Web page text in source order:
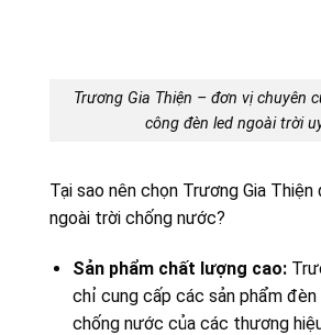
Trương Gia Thiện – đơn vị chuyên
công đèn led ngoài trời
Tại sao nên chọn Trương Gia Thiện
ngoài trời chống nước?
Sản phẩm chất lượng cao:
chỉ cung cấp các sản phẩm
chống nước của các thương